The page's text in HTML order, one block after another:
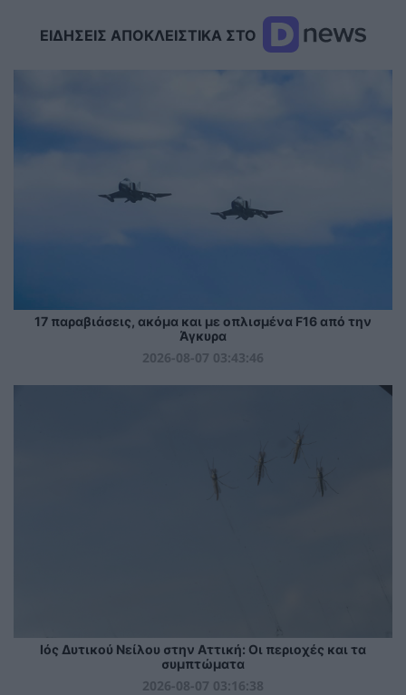
ΕΙΔΗΣΕΙΣ ΑΠΟΚΛΕΙΣΤΙΚΑ ΣΤΟ
17 παραβιάσεις, ακόμα και με οπλισμένα F16 από την
Άγκυρα
2026-08-07 03:43:46
Ιός Δυτικού Νείλου στην Αττική: Οι περιοχές και τα
συμπτώματα
2026-08-07 03:16:38